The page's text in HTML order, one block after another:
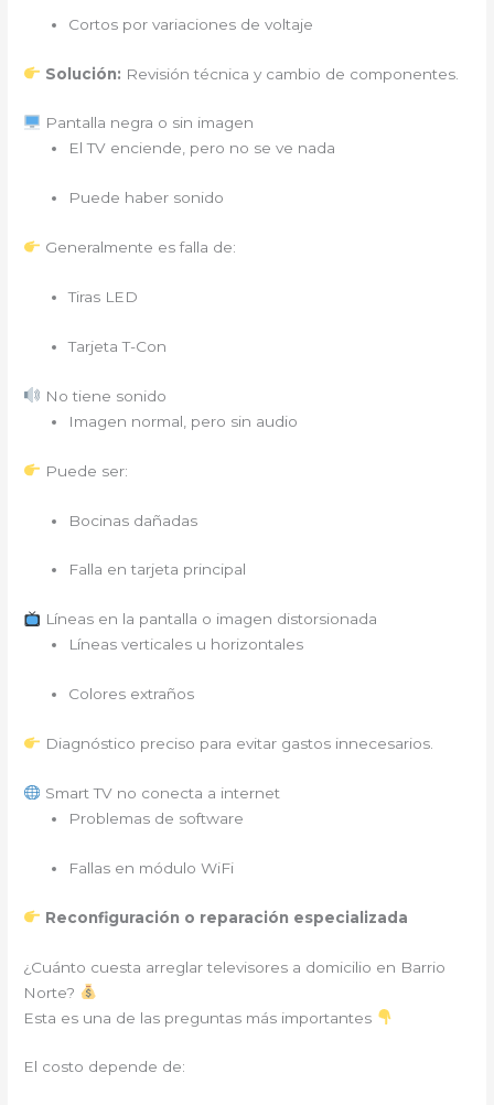
Cortos por variaciones de voltaje
Solución: Revisión técnica y cambio de componentes.
Pantalla negra o sin imagen
El TV enciende, pero no se ve nada
Puede haber sonido
Generalmente es falla de:
Tiras LED
Tarjeta T-Con
No tiene sonido
Imagen normal, pero sin audio
Puede ser:
Bocinas dañadas
Falla en tarjeta principal
Líneas en la pantalla o imagen distorsionada
Líneas verticales u horizontales
Colores extraños
Diagnóstico preciso para evitar gastos innecesarios.
Smart TV no conecta a internet
Problemas de software
Fallas en módulo WiFi
Reconfiguración o reparación especializada
¿Cuánto cuesta arreglar televisores a domicilio en Barrio
Norte?
Esta es una de las preguntas más importantes
El costo depende de: